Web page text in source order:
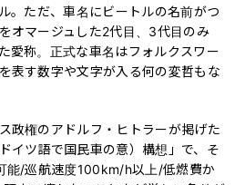
。ただ、車名にビートルの名前がつ
オマージュした2代目、3代目のみ
愛称。正式な車名はフォルクスワー
表す数字や文字が入る何の変哲もな
政権のアドルフ・ヒトラーが掲げた
イツ語で国民車の意）構想」で、そ
能/巡航速度100km/h以上/低燃費か